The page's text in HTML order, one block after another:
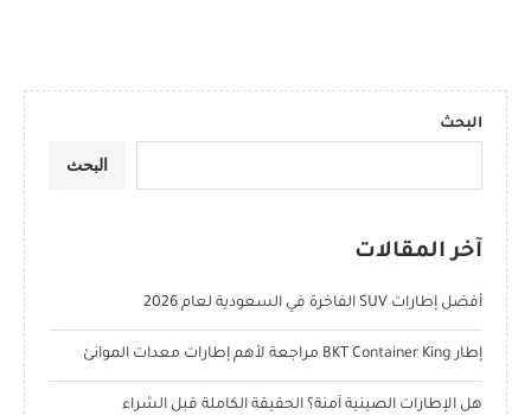
البحث
البحث
آخر المقالات
أفضل إطارات SUV الفاخرة في السعودية لعام 2026
إطار BKT Container King مراجعة لأهم إطارات معدات الموانئ
هل الإطارات الصينية آمنة؟ الحقيقة الكاملة قبل الشراء